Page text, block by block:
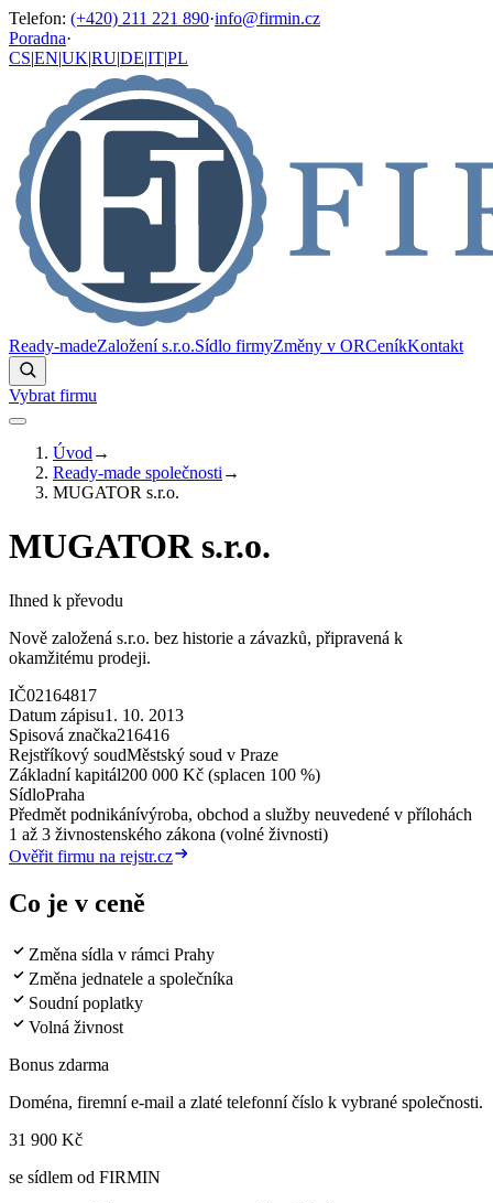
Telefon: (+420) 211 221 890·info@firmin.cz
Poradna·
CS|EN|UK|RU|DE|IT|PL
Ready-madeZaložení s.r.o.Sídlo firmyZměny v ORCeníkKontakt
Vybrat firmu
Úvod →
Ready-made společnosti →
MUGATOR s.r.o.
MUGATOR s.r.o.
Ihned k převodu
Nově založená s.r.o. bez historie a závazků, připravená k
okamžitému prodeji.
IČ02164817
Datum zápisu1. 10. 2013
Spisová značka216416
Rejstříkový soudMěstský soud v Praze
Základní kapitál200 000 Kč (splacen 100 %)
SídloPraha
Předmět podnikánívýroba, obchod a služby neuvedené v přílohách
1 až 3 živnostenského zákona (volné živnosti)
Ověřit firmu na rejstr.cz
Co je v ceně
Změna sídla v rámci Prahy
Změna jednatele a společníka
Soudní poplatky
Volná živnost
Bonus zdarma
Doména, firemní e-mail a zlaté telefonní číslo k vybrané společnosti.
31 900 Kč
se sídlem od FIRMIN